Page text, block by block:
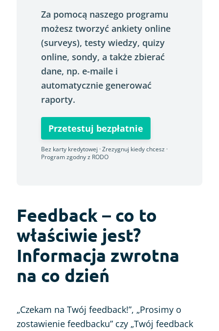
Za pomocą naszego programu
możesz tworzyć ankiety online
(surveys), testy wiedzy, quizy
online, sondy, a także zbierać
dane, np. e-maile i
automatycznie generować
raporty.
Przetestuj bezpłatnie
Bez karty kredytowej · Zrezygnuj kiedy chcesz ·
Program zgodny z RODO
Feedback – co to
właściwie jest?
Informacja zwrotna
na co dzień
„Czekam na Twój feedback!”, „Prosimy o
zostawienie feedbacku” czy „Twój feedback